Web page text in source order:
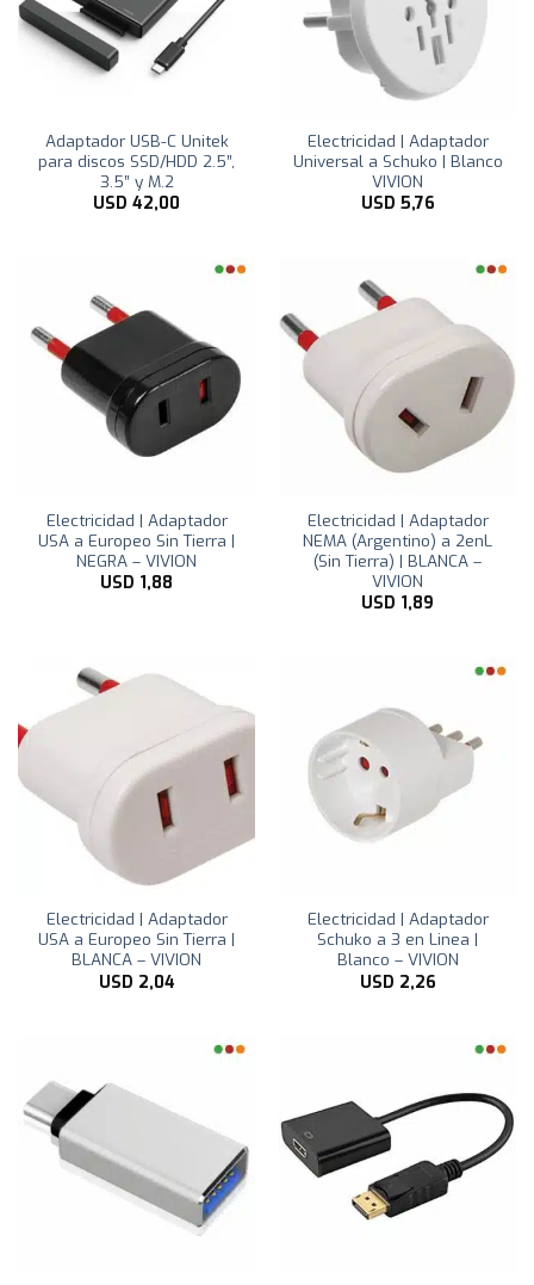
Adaptador USB-C Unitek
para discos SSD/HDD 2.5”,
3.5” y M.2
USD 42,00
Electricidad | Adaptador
Universal a Schuko | Blanco
VIVION
USD 5,76
Electricidad | Adaptador
USA a Europeo Sin Tierra |
NEGRA – VIVION
USD 1,88
Electricidad | Adaptador
NEMA (Argentino) a 2enL
(Sin Tierra) | BLANCA –
VIVION
USD 1,89
Electricidad | Adaptador
USA a Europeo Sin Tierra |
BLANCA – VIVION
USD 2,04
Electricidad | Adaptador
Schuko a 3 en Linea |
Blanco – VIVION
USD 2,26